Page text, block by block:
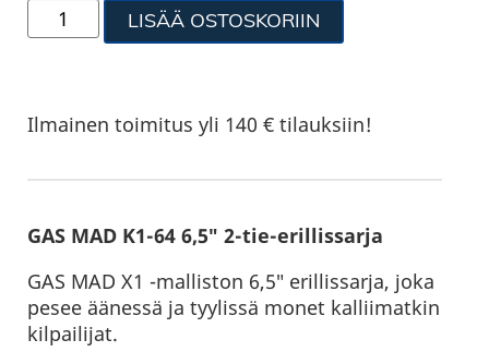
LISÄÄ OSTOSKORIIN
Ilmainen toimitus yli 140 € tilauksiin!
GAS MAD K1-64 6,5″ 2-tie-erillissarja
GAS MAD X1 -malliston 6,5″ erillissarja, joka
pesee äänessä ja tyylissä monet kalliimatkin
kilpailijat.